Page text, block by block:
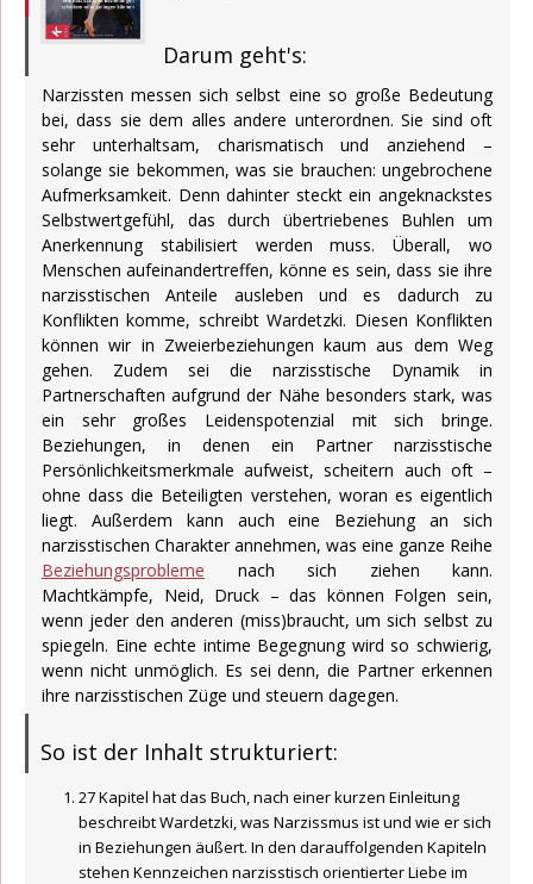
Darum geht's:
Narzissten messen sich selbst eine so große Bedeutung
bei, dass sie dem alles andere unterordnen. Sie sind oft
sehr unterhaltsam, charismatisch und anziehend –
solange sie bekommen, was sie brauchen: ungebrochene
Aufmerksamkeit. Denn dahinter steckt ein angeknackstes
Selbstwertgefühl, das durch übertriebenes Buhlen um
Anerkennung stabilisiert werden muss. Überall, wo
Menschen aufeinandertreffen, könne es sein, dass sie ihre
narzisstischen Anteile ausleben und es dadurch zu
Konflikten komme, schreibt Wardetzki. Diesen Konflikten
können wir in Zweierbeziehungen kaum aus dem Weg
gehen. Zudem sei die narzisstische Dynamik in
Partnerschaften aufgrund der Nähe besonders stark, was
ein sehr großes Leidenspotenzial mit sich bringe.
Beziehungen, in denen ein Partner narzisstische
Persönlichkeitsmerkmale aufweist, scheitern auch oft –
ohne dass die Beteiligten verstehen, woran es eigentlich
liegt. Außerdem kann auch eine Beziehung an sich
narzisstischen Charakter annehmen, was eine ganze Reihe
Beziehungsprobleme nach sich ziehen kann.
Machtkämpfe, Neid, Druck – das können Folgen sein,
wenn jeder den anderen (miss)braucht, um sich selbst zu
spiegeln. Eine echte intime Begegnung wird so schwierig,
wenn nicht unmöglich. Es sei denn, die Partner erkennen
ihre narzisstischen Züge und steuern dagegen.
So ist der Inhalt strukturiert:
27 Kapitel hat das Buch, nach einer kurzen Einleitung
beschreibt Wardetzki, was Narzissmus ist und wie er sich
in Beziehungen äußert. In den darauffolgenden Kapiteln
stehen Kennzeichen narzisstisch orientierter Liebe im